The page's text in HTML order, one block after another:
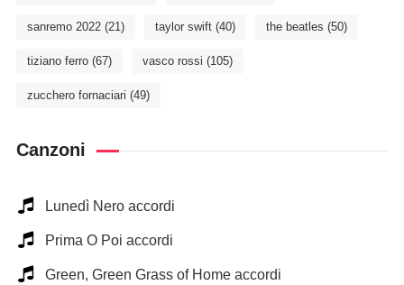
sanremo 2022(21) taylor swift(40) the beatles (50)
tiziano ferro(67) vasco rossi (105)
zucchero fornaciari (49)
Canzoni
Lunedì Nero accordi
Prima O Poi accordi
Green, Green Grass of Home accordi